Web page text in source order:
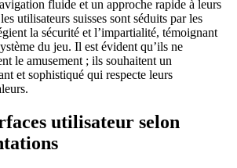
fluide et un approche rapide à leurs
utilisateurs suisses sont séduits par les
la sécurité et l’impartialité, témoignant
du jeu. Il est évident qu’ils ne
le amusement ; ils souhaitent un
et sophistiqué qui respecte leurs
utilisateur selon